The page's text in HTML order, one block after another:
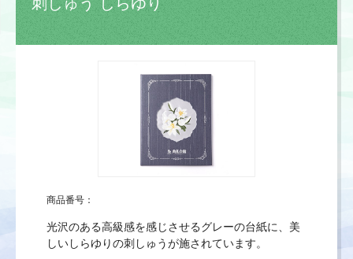
商品番号：
光沢のある高級感を感じさせるグレーの台紙に、美
しいしらゆりの刺しゅうが施されています。